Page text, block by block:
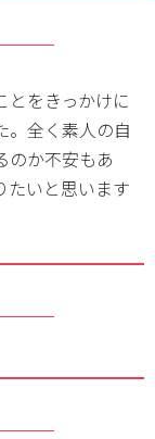
とをきっかけに
。全く素人の自
のか不安もあ
たいと思います